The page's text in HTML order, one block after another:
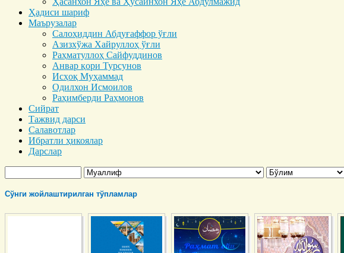
Ҳадиси шариф
Маърузалар
Салоҳиддин Абдуғаффор ўғли
Азизхўжа Хайруллоҳ ўғли
Раҳматуллоҳ Сайфуддинов
Анвар қори Турсунов
Исҳоқ Муҳаммад
Одилхон Исмоилов
Раҳимберди Раҳмонов
Сийрат
Тажвид дарси
Салавотлар
Ибратли ҳикоялар
Дарслар
Сўнги жойлаштирилган тўпламлар